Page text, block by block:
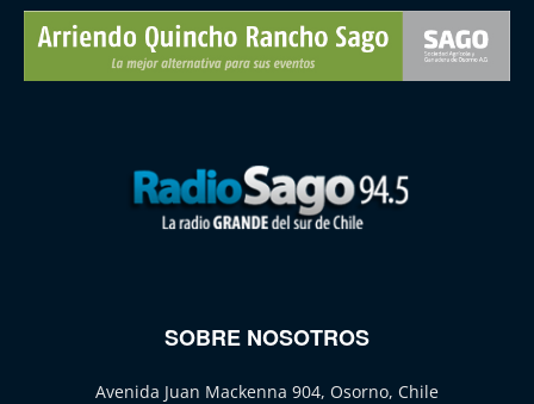
SOBRE NOSOTROS
Avenida Juan Mackenna 904, Osorno, Chile